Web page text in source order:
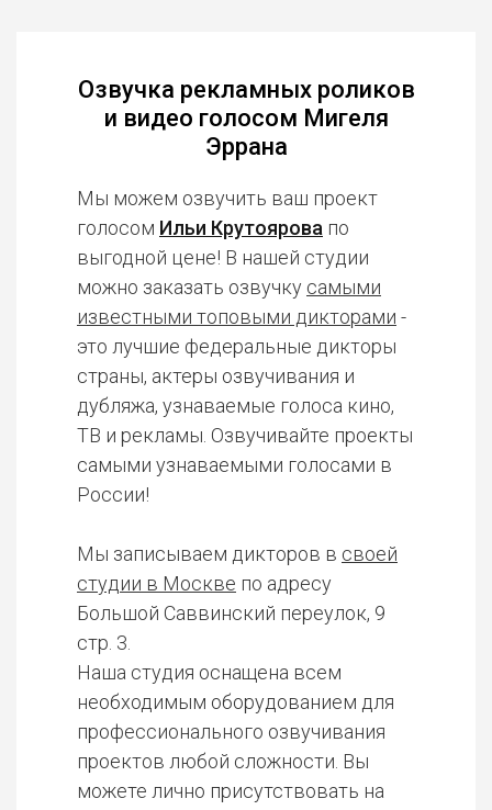
Озвучка рекламных роликов
и видео голосом Мигеля
Эррана
Мы можем озвучить ваш проект
голосом Ильи Крутоярова по
выгодной цене! В нашей студии
можно заказать озвучку самыми
известными топовыми дикторами -
это лучшие федеральные дикторы
страны, актеры озвучивания и
дубляжа, узнаваемые голоса кино,
ТВ и рекламы. Озвучивайте проекты
самыми узнаваемыми голосами в
России!
Мы записываем дикторов в своей
студии в Москве по адресу
Большой Саввинский переулок, 9
стр. 3.
Наша студия оснащена всем
необходимым оборудованием для
профессионального озвучивания
проектов любой сложности. Вы
можете лично присутствовать на